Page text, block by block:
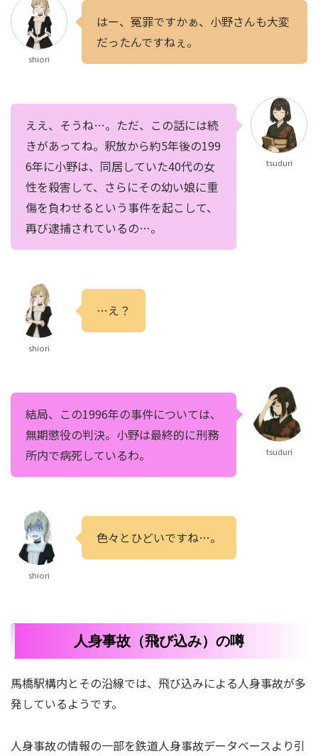
shiori
はー、冤罪ですかぁ、小野さんも大変
だったんですねぇ。
ええ、そうね…。ただ、この話には続
きがあってね。釈放から約5年後の199
6年に小野は、同居していた40代の女
性を殺害して、さらにその幼い娘に重
傷を負わせるという事件を起こして、
再び逮捕されているの…。
tsuduri
shiori
…え？
結局、この1996年の事件については、
無期懲役の判決。小野は最終的に刑務
所内で病死しているわ。
tsuduri
shiori
色々とひどいですね…。
人身事故（飛び込み）の噂
馬橋駅構内とその沿線では、飛び込みによる人身事故が多
発しているようです。
人身事故の情報の一部を鉄道人身事故データベースより引